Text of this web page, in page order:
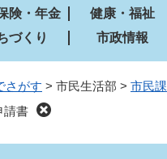
険・年金
健康・福祉
づくり 市政情報
さがす > 市民生活部 > 市民課
請書